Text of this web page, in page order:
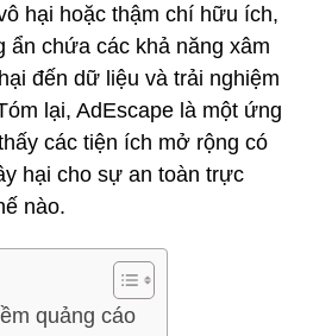
hại hoặc thậm chí hữu ích,
ẩn chứa các khả năng xâm
đến dữ liệu và trải nghiệm
lại, AdEscape là một ứng
các tiện ích mở rộng có
hại cho sự an toàn trực
nào.
quảng cáo